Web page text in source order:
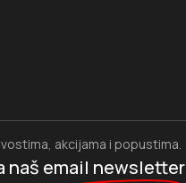
akcijama i popustima.
naš email newsletter